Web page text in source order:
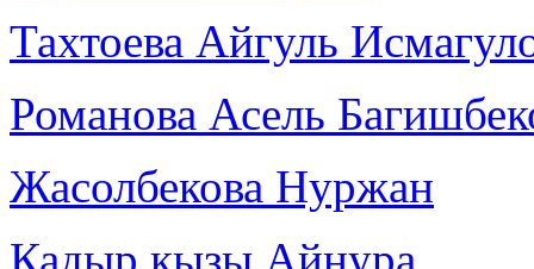
Тахтоева Айгуль
Романова Асель
Жасолбекова Нуржан
Кадыр кызы Айнура